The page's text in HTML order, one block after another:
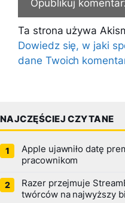
Ta strona używa
Dowiedz się, w jaki
dane Twoich
NAJCZĘŚCIEJ CZYTANE
Apple ujawniło datę
pracownikom
Razer przejmuje
twórców na najwyższy